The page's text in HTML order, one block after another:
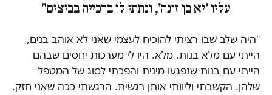
עליו 'יא בן זונה', ונתתי לו ברכייה בביצים"
"היה שלב שבו רציתי להוכיח לעצמי שאני לא אוהב בנים,
הייתי עם מלא בנות. מלא. היו לי מערכות יחסים שבהם
הייתי עם בנות שנפגעו מינית והפכתי לסוג של המטפל
שלהן. הקשבתי וליוותי אותן רגשית. הרגשתי ככה שאני חזק.